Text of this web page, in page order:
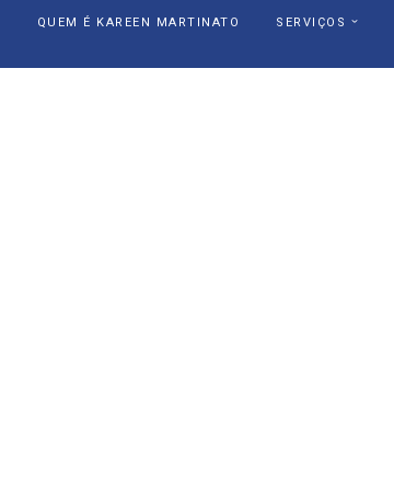
QUEM É KAREEN MARTINATO SERVIÇOS